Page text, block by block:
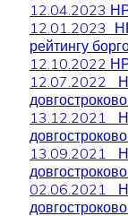
12.04.2023
12.01.2023
рейтингу
12.10.2022
12.07.2022
13.12.2021
13.09.2021
02.06.2021